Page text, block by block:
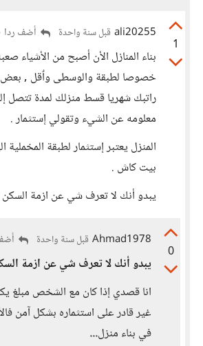
1
ali20255 قبل سنة واحدة أضف ردا
بناء المنازل الأن أصبح من الأشياء
معلومه عن الشيء وتقولي إستثمار .
المنزل يعتبر إستثمار لطبقة
بيت كاش .
يبدو أنك لا تعرف شي عن ازمة السكن
0
Ahmad1978 قبل سنة واحدة
يبدو أنك لا تعرف شي عن ازمة
انا قصدي إذا كان مع الشخص مبلغ
غير قادر على استثماره بشكل آمن
في بناء منزل...